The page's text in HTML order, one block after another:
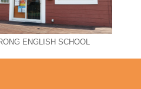
ENGLISH SCHOOL